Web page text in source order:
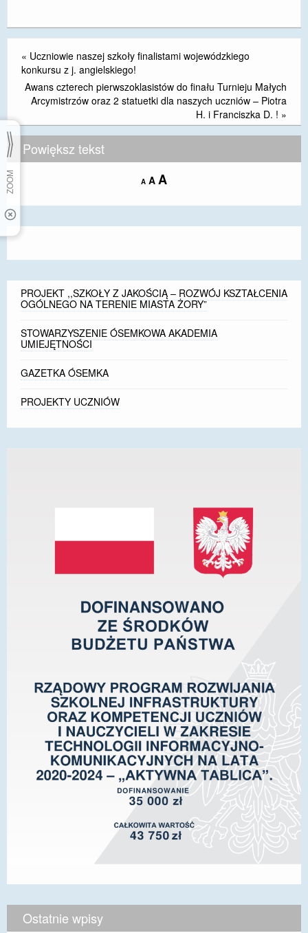
« Uczniowie naszej szkoły finalistami wojewódzkiego
konkursu z j. angielskiego!
Awans czterech pierwszoklasistów do finału Turnieju Małych
Arcymistrzów oraz 2 statuetki dla naszych uczniów – Piotra
H. i Franciszka D. ! »
Powiększ tekst
A Decrease
size.
A Reset
size.
AIncrease
size.
PROJEKT ,,SZKOŁY Z JAKOŚCIĄ – ROZWÓJ KSZTAŁCENIA
OGÓLNEGO NA TERENIE MIASTA ŻORY”
STOWARZYSZENIE ÓSEMKOWA AKADEMIA
UMIEJĘTNOŚCI
GAZETKA ÓSEMKA
PROJEKTY UCZNIÓW
Ostatnie wpisy